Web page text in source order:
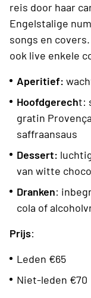
reis door haar
Engelstalige
songs en
ook live enkele
Aperitief:
Hoofdgerecht:
gratin
saffraansaus
Dessert:
van witte
Dranken:
cola of
Prijs:
Leden €65
Niet-leden €70